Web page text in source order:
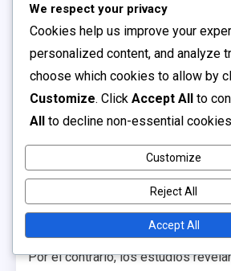
Las encuestas indican que las
aficionados sobre la promoción y el
profundamente entrelazadas con su
emocional en el club. Muchos
un fuerte deseo de que su equipo
La investigación muestra que los
menudo sienten un sentido de
promoción, viéndola como una
Por el contrario, los estudios
We respect your privacy
Cookies help us improve your
personalized content, and analyze
choose which cookies to allow by
Customize. Click Accept All to
All to decline non-essential
Customize
Reject All
Accept All